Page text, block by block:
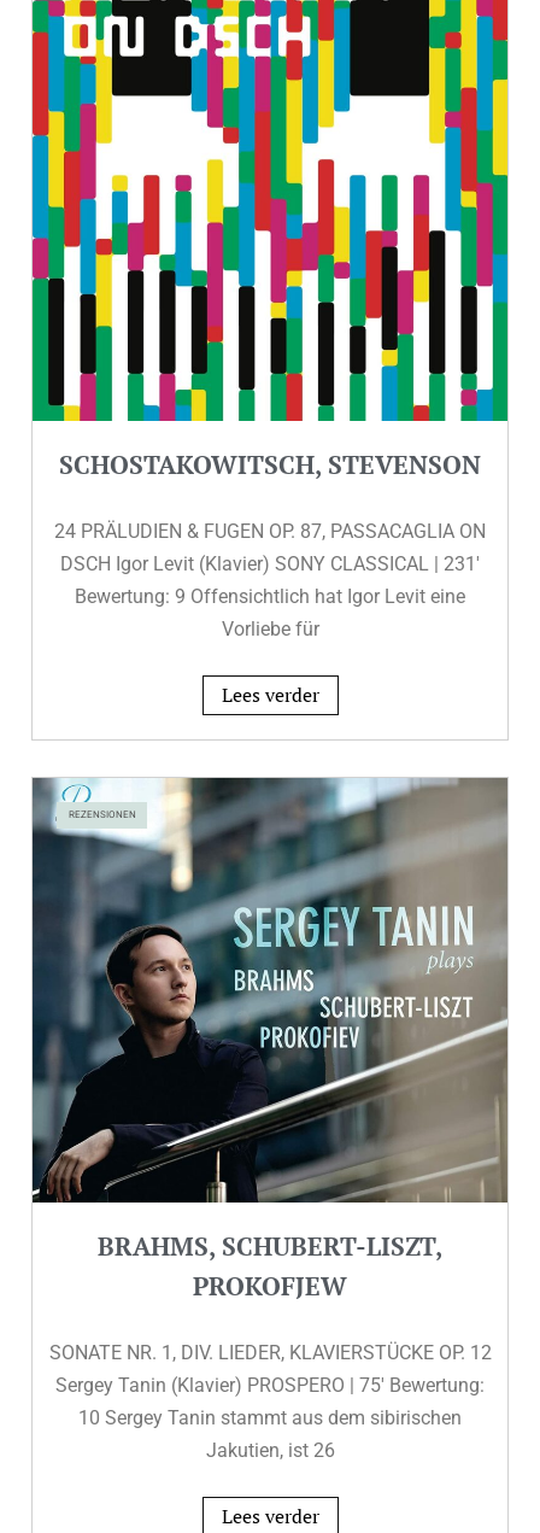
SCHOSTAKOWITSCH, STEVENSON
24 PRÄLUDIEN & FUGEN OP. 87, PASSACAGLIA ON
DSCH Igor Levit (Klavier) SONY CLASSICAL | 231′
Bewertung: 9 Offensichtlich hat Igor Levit eine
Vorliebe für
Lees verder
REZENSIONEN
BRAHMS, SCHUBERT-LISZT,
PROKOFJEW
SONATE NR. 1, DIV. LIEDER, KLAVIERSTÜCKE OP. 12
Sergey Tanin (Klavier) PROSPERO | 75′ Bewertung:
10 Sergey Tanin stammt aus dem sibirischen
Jakutien, ist 26
Lees verder